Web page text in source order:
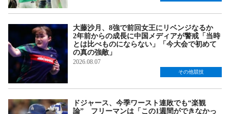
大藤沙月、8強で前回女王にリベンジなるか
2年前からの成長に中国メディアが警戒「当時
とは比べものにならない」「今大会で初めて
の真の強敵」
2026.08.07
その他競技
ドジャース、今季ワースト連敗でも“楽観
論” フリーマンは「この1週間ができなかっ